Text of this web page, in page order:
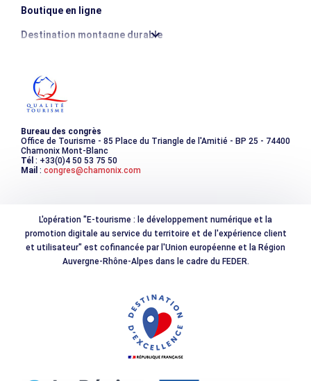
Boutique en ligne
Destination montagne durable
Photothèque
Bureau des congrès
Office de Tourisme - 85 Place du Triangle de l'Amitié - BP 25 - 74400
Chamonix Mont-Blanc
Tél : +33(0)4 50 53 75 50
Mail : congres@chamonix.com
L'opération "E-tourisme : le développement numérique et la
promotion digitale au service du territoire et de l'expérience client
et utilisateur" est cofinancée par l'Union européenne et la Région
Auvergne-Rhône-Alpes dans le cadre du FEDER.